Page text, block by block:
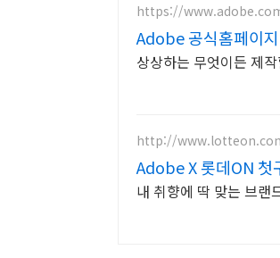
https://
Adobe 공식홈페이
상상하는 무엇이든 제
http://
Adobe X 롯데ON 첫
내 취향에 딱 맞는 브랜